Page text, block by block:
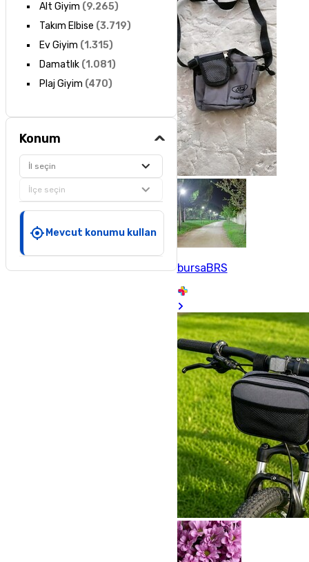
Alt Giyim (9.265)
Takım Elbise (3.719)
Ev Giyim (1.315)
Damatlık(1.081)
Plaj Giyim (470)
Konum
İl seçin
İlçe seçin
Mevcut konumu kullan
bursaBRS